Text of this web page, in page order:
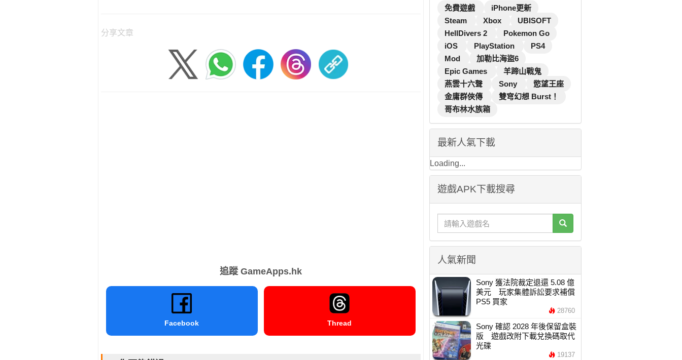
分享文章
追蹤 GameApps.hk
Facebook Thread
免費遊戲
iPhone更新
Steam
Xbox
UBISOFT
HellDivers 2
Pokemon Go
iOS
PlayStation
PS4
Mod
加勒比海盜6
Epic Games
羊蹄山戰鬼
燕雲十六聲
Sony
慾望王座
金庸群俠傳
雙穹幻想 Burst！
哥布林水族箱
最新人氣下載
Loading...
遊戲APK下載搜尋
人氣新聞
Sony 獲法院裁定退還 5.08 億
美元 玩家集體訴訟要求補償
PS5 買家
28760
Sony 確認 2028 年後保留盒裝
版 遊戲改附下載兌換碼取代
光碟
19137